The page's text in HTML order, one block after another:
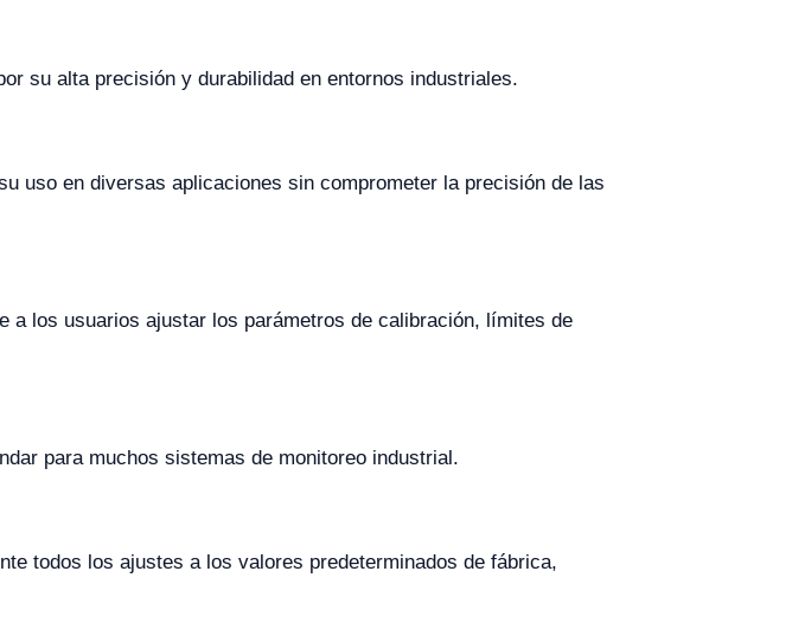
su alta precisión y durabilidad en entornos industriales.
uso en diversas aplicaciones sin comprometer la precisión de las
a los usuarios ajustar los parámetros de calibración, límites de
para muchos sistemas de monitoreo industrial.
todos los ajustes a los valores predeterminados de fábrica,